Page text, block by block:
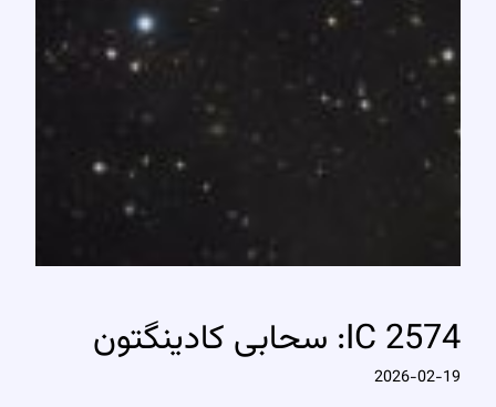
IC 2574: سحابی کادینگتون
2026-02-19